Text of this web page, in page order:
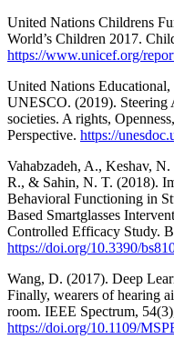
United Nations Childrens
World’s Children 2017.
https://www.unicef.org/
United Nations
UNESCO. (2019). Steering
societies. A rights,
Perspective. https://
Vahabzadeh, A., Keshav,
R., & Sahin, N. T. (2018).
Behavioral Functioning in
Based Smartglasses
Controlled Efficacy Study.
https://doi.org/10.3390/
Wang, D. (2017). Deep
Finally, wearers of hearing
room. IEEE Spectrum,
https://doi.org/10.1109/